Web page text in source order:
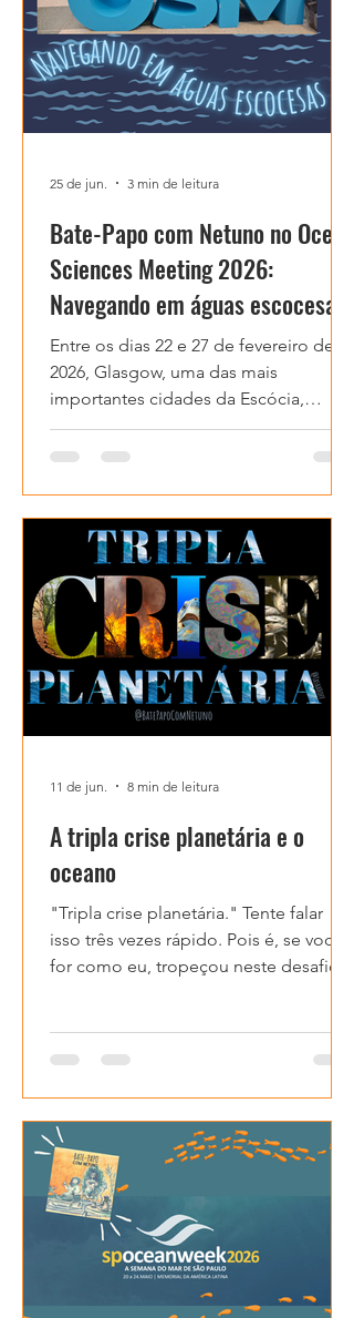
Bate-Papo com Netuno no Ocean
Sciences Meeting 2026:
Navegando em águas escocesas
Entre os dias 22 e 27 de fevereiro de
2026, Glasgow, uma das mais
importantes cidades da Escócia,
recebeu o maior evento de
Oceanografia do planeta: o Ocean
exagerando: foram mais de 6.000
trabalhos apresentados, o espaço era
enorme e usufruíram de toda
tecnologia para fazer o evento
acontecer!
25 de jun. 3 min de leitura
A tripla crise planetária e o
oceano
"Tripla crise planetária." Tente falar
isso três vezes rápido. Pois é, se você
for como eu, tropeçou neste desafio.
esforço de entender, porque estamos
falando de três crises globais
(mudanças climáticas, poluição e
perda de biodiversidade) que não
apenas coexistem, mas se
potencializam.
11 de jun. 8 min de leitura